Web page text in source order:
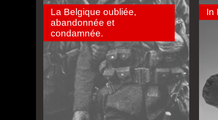
La Belgique oubliée,
abandonnée et
condamnée.
In